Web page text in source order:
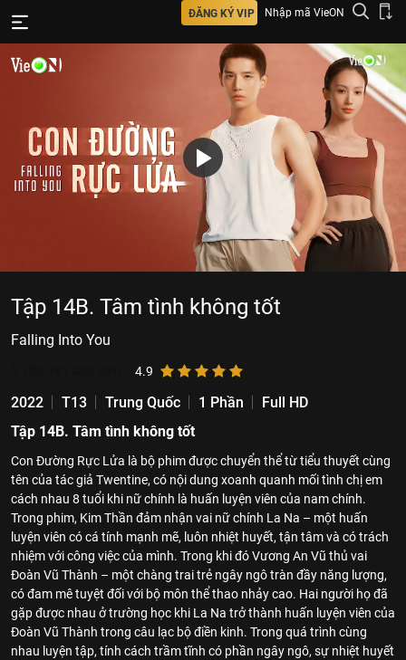
ĐĂNG KÝ VIP Nhập mã VieON
Tập 14B. Tâm tình không tốt
Falling Into You
4.9
2022 T13 Trung Quốc 1 Phần
Full HD
Tập 14B. Tâm tình không tốt
Con Đường Rực Lửa là bộ phim được chuyển thể từ tiểu thuyết cùng
tên của tác giả Twentine, có nội dung xoanh quanh mối tình chị em
cách nhau 8 tuổi khi nữ chính là huấn luyện viên của nam chính.
Trong phim, Kim Thần đảm nhận vai nữ chính La Na – một huấn
luyện viên có cá tính mạnh mẽ, luôn nhiệt huyết, tận tâm và có trách
nhiệm với công việc của mình. Trong khi đó Vương An Vũ thủ vai
Đoàn Vũ Thành – một chàng trai trẻ ngây ngô tràn đầy năng lượng,
có đam mê tuyệt đối với bộ môn thể thao nhảy cao. Hai người họ đã
gặp được nhau ở trường học khi La Na trở thành huấn luyện viên của
Đoàn Vũ Thành trong câu lạc bộ điền kinh. Trong quá trình cùng
nhau luyện tập, tính cách trầm tĩnh có phần ngây ngô, sự nhiệt huyết